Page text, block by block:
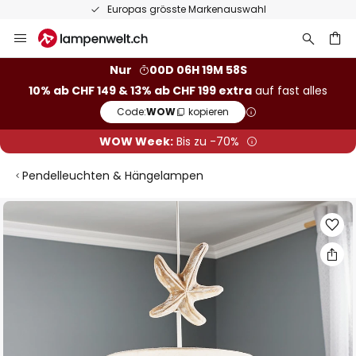
Europas grösste Markenauswahl
Inhalt
Nur
00D 06H 19M 58S
10% ab CHF 149 & 13% ab CHF 199 extra auf fast alles
Code:WOW kopieren
WOW Week:Bis zu -70%
Pendelleuchten & Hängelampen
Zum
Ende